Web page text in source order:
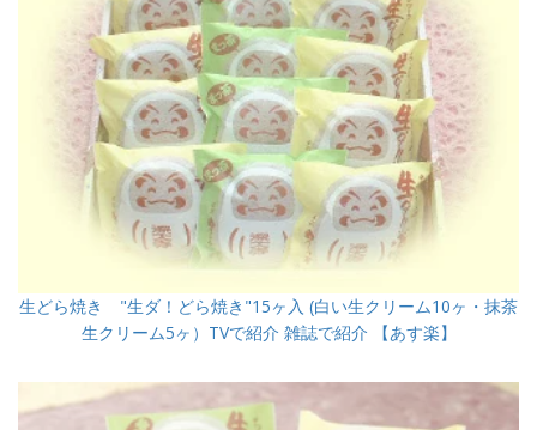
生どら焼き "生ダ！どら焼き"15ヶ入 (白い生クリーム10ヶ・抹茶
生クリーム5ヶ）TVで紹介 雑誌で紹介 【あす楽】